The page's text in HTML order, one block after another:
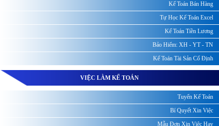
Kế Toán Bán Hàng
Tự Học Kế Toán Excel
Kế Toán Tiền Lương
Bảo Hiểm: XH - YT - TN
Kế Toán Tài Sản Cố Định
VIỆC LÀM KẾ TOÁN
Tuyển Kế Toán
Bí Quyết Xin Việc
Mẫu Đơn Xin Việc Hay